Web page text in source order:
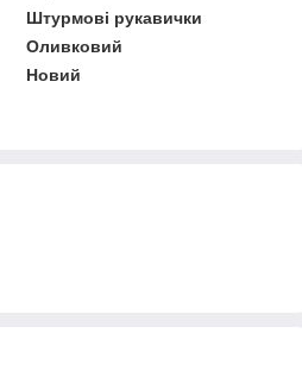
Штурмові рукавички
Оливковий
Новий